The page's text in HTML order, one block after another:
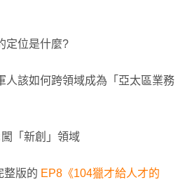
定位是什麼?
人該如何跨領域成為「亞太區業務
「新創」領域
整版的 EP8《104獵才給人才的